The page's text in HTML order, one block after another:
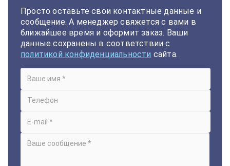
Просто оставьте свои контактные данные и
сообщение. А менеджер свяжется с вами в
ближайшее время и оформит заказ. Ваши
данные сохранены в соответствии с
политикой конфиденциальности сайта.